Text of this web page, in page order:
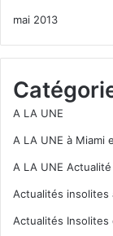
mai 2013
A LA UNE
A LA UNE à Miami
A LA UNE
Actualités insolites
Actualités Insolites